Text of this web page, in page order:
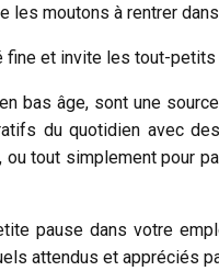
les moutons à rentrer
fine et invite les tout-
bas âge, sont une
du quotidien avec
tout simplement pour
pause dans votre
attendus et appréciés